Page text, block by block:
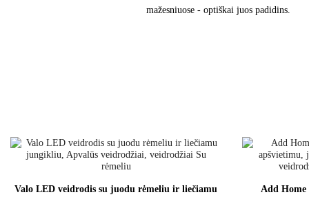
mažesniuose - optiškai juos padidins.
Valo LED veidrodis su juodu rėmeliu ir liečiamu
Add Home